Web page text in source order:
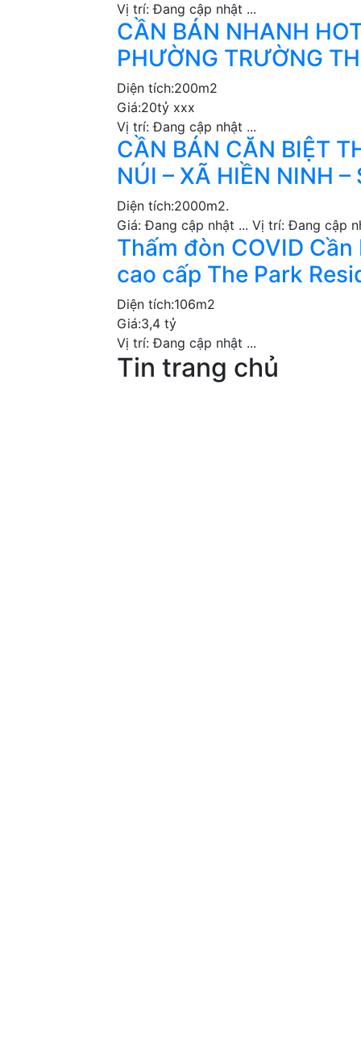
Vị trí:Đang cập nhật ...
CẦN BÁN NHANH
PHƯỜNG TRƯỜNG
Diện tích:200m2
Giá:20tỷ xxx
Vị trí:Đang cập nhật ...
CẦN BÁN CĂN BIỆT
NÚI – XÃ HIỀN NINH
Diện tích:2000m2.
Giá:Đang cập nhật ... Vị trí:Đang cập
Thấm đòn COVID
cao cấp The Park
Diện tích:106m2
Giá:3,4 tỷ
Vị trí:Đang cập nhật ...
Tin trang chủ